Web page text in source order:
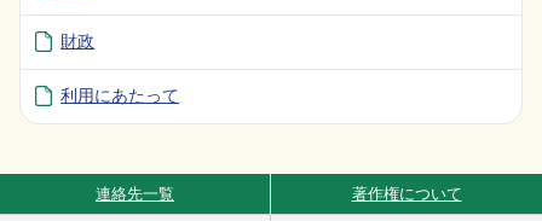
財政
利用にあたって
Site Navigation
連絡先一覧 著作権について